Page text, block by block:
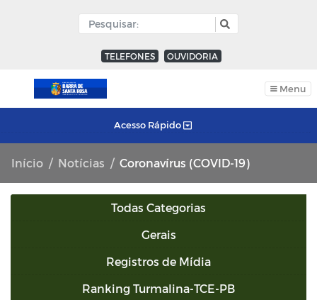
TELEFONES OUVIDORIA
Menu
Acesso Rápido
Início Notícias Coronavírus (COVID-19)
Todas Categorias
Gerais
Registros de Mídia
Ranking Turmalina-TCE-PB